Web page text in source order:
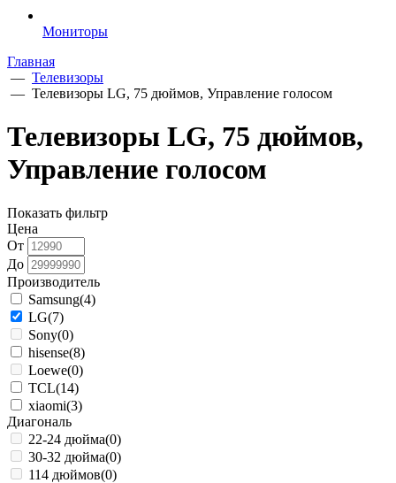
Мониторы
Главная
— Телевизоры
— Телевизоры LG, 75 дюймов, Управление голосом
Телевизоры LG, 75 дюймов,
Управление голосом
Показать фильтр
Цена
От
До
Производитель
Samsung(4)
LG(7)
Sony(0)
hisense(8)
Loewe(0)
TCL(14)
xiaomi(3)
Диагональ
22-24 дюйма(0)
30-32 дюйма(0)
114 дюймов(0)